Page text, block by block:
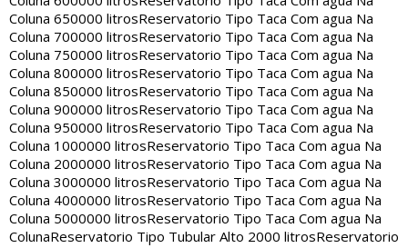
Coluna 650000 litrosReservatorio Tipo Taca Com agua Na
Coluna 700000 litrosReservatorio Tipo Taca Com agua Na
Coluna 750000 litrosReservatorio Tipo Taca Com agua Na
Coluna 800000 litrosReservatorio Tipo Taca Com agua Na
Coluna 850000 litrosReservatorio Tipo Taca Com agua Na
Coluna 900000 litrosReservatorio Tipo Taca Com agua Na
Coluna 950000 litrosReservatorio Tipo Taca Com agua Na
Coluna 1000000 litrosReservatorio Tipo Taca Com agua Na
Coluna 2000000 litrosReservatorio Tipo Taca Com agua Na
Coluna 3000000 litrosReservatorio Tipo Taca Com agua Na
Coluna 4000000 litrosReservatorio Tipo Taca Com agua Na
Coluna 5000000 litrosReservatorio Tipo Taca Com agua Na
ColunaReservatorio Tipo Tubular Alto 2000 litrosReservatorio